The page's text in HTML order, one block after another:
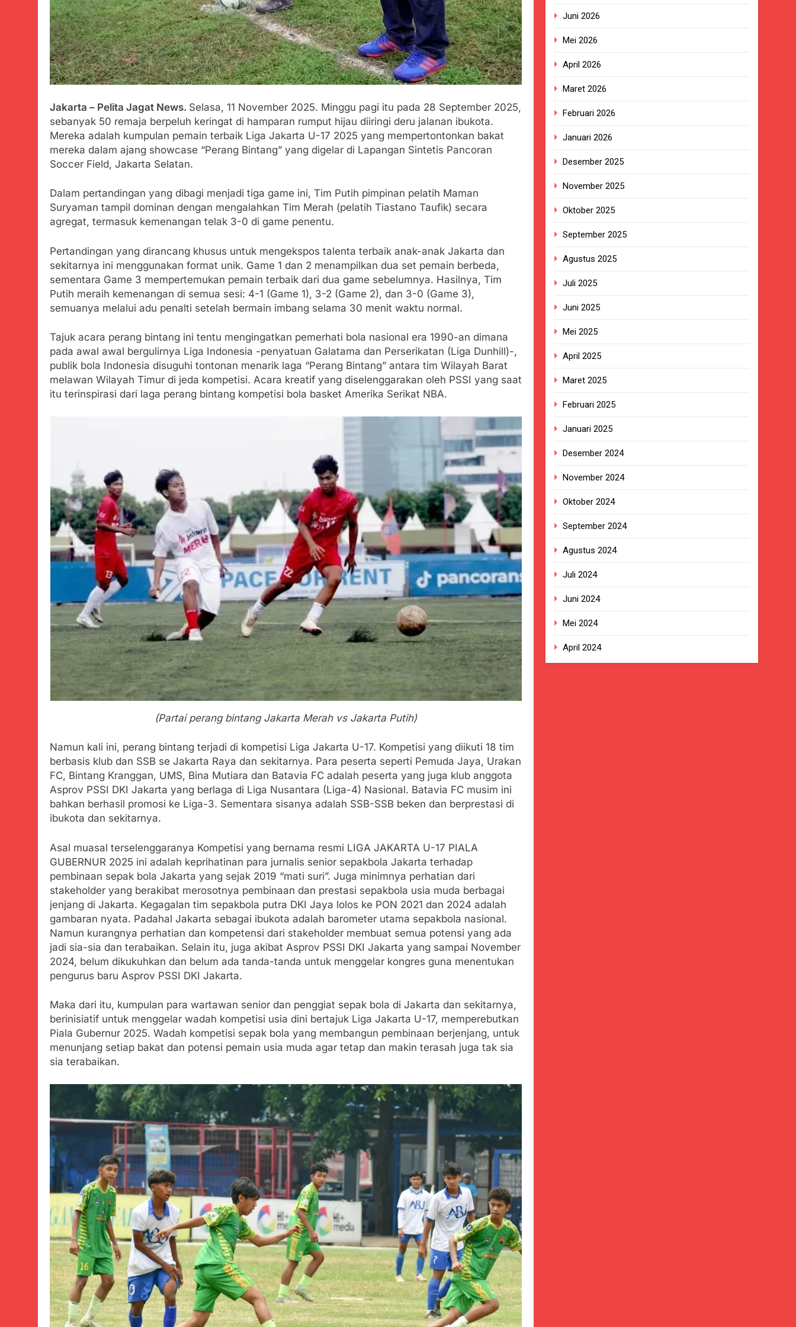
Tunjukan Perhatiannya, Satgas Yonif 310/KK Berikan Bantuan Duka Cita
Juli 20, 2024
Polda Jabar Beberkan Perkembangan Terbaru Kasus Dago Elos
Juli 20, 2024
Kejaksaan Negeri Kab Sukabumi didesak usut Tuntas Dugaan penyelewengan Pengadaan Buku Simi
Juli 19, 2024
Juli 19, 2024
Sambut Tahun Ajaran Baru, Satgas Yonif 310/KK Ajak Pelajar Bersihkan Lingkungan Sekolah
Juli 19, 2024
Selisih APBD Tahun 2023 Kab.Sukabumi Sebesar Rp 31 Miliar
Ketua DPD JWI Sukabumi Raya Ingatkan Pentingnya Verifikasi Isu Dugaan terhadap Kepala KUA Pabuaran
Agustus 8, 2026
Aksi Humanis Polri: Kapolsek Kebonpedes Bantu Lansia dengan Kursi Roda, Warga Haru dan Bersyukur
Agustus 7, 2026
Data Ganda Capai 6 Juta, BGN Benahi Basis Penerima Program Makan Bergizi Gratis
Agustus 6, 2026
Zulhas Pastikan SPPG di Wilayah 3T Tuntas Pekan Ini, Integrasi Data MBG Hampir Rampung
Agustus 6, 2026
Bobby Maulana Pastikan Kawasan Kuliner Ahmad Yani Tetap Bersih, Pemkot Sukabumi Perkuat Penataan Pedagang
dan Pengelolaan Sampah
Ribuan Warga Padati Peringatan Hari ASI Sedunia di Cibadak, PDIP Tegaskan ASI adalah Investasi Peradaban dan
Upaya Cegah Stunting
Agustus 6, 2026
Wujud Kepedulian Polri, Kapolresta Sumenep Koordinasikan dan Berangkatkan Empat Korban Kebakaran KMP Mutiara
Sentosa 2 ke Posko Pusat Tg. Perak Surabaya
SMA Negeri Nyalindung Sukabumi Diduga Lakukan Pungutan melalui Komite Sekolah, Disorot karena Dinilai
Bertentangan dengan Edaran Disdik Jabar
Ketua Umum FSP Maritim Indonesia Bantah Isu Mogok Nasional TKBM: “Belum Ada Keputusan Resmi”
Menjelajahi Potensi Alam dan Kehangatan Gotong Royong di Desa Sukakersa
Agustus 3, 2026
Jakarta – Pelita Jagat News. Selasa, 11 November 2025. Minggu pagi itu pada 28 September 2025,
sebanyak 50 remaja berpeluh keringat di hamparan rumput hijau diiringi deru jalanan ibukota.
Mereka adalah kumpulan pemain terbaik Liga Jakarta U-17 2025 yang mempertontonkan bakat
mereka dalam ajang showcase “Perang Bintang” yang digelar di Lapangan Sintetis Pancoran
Soccer Field, Jakarta Selatan.
Dalam pertandingan yang dibagi menjadi tiga game ini, Tim Putih pimpinan pelatih Maman
Suryaman tampil dominan dengan mengalahkan Tim Merah (pelatih Tiastano Taufik) secara
agregat, termasuk kemenangan telak 3-0 di game penentu.
Pertandingan yang dirancang khusus untuk mengekspos talenta terbaik anak-anak Jakarta dan
sekitarnya ini menggunakan format unik. Game 1 dan 2 menampilkan dua set pemain berbeda,
sementara Game 3 mempertemukan pemain terbaik dari dua game sebelumnya. Hasilnya, Tim
Putih meraih kemenangan di semua sesi: 4-1 (Game 1), 3-2 (Game 2), dan 3-0 (Game 3),
semuanya melalui adu penalti setelah bermain imbang selama 30 menit waktu normal.
Tajuk acara perang bintang ini tentu mengingatkan pemerhati bola nasional era 1990-an dimana
pada awal awal bergulirnya Liga Indonesia -penyatuan Galatama dan Perserikatan (Liga Dunhill)-,
publik bola Indonesia disuguhi tontonan menarik laga “Perang Bintang” antara tim Wilayah Barat
melawan Wilayah Timur di jeda kompetisi. Acara kreatif yang diselenggarakan oleh PSSI yang saat
itu terinspirasi dari laga perang bintang kompetisi bola basket Amerika Serikat NBA.
(Partai perang bintang Jakarta Merah vs Jakarta Putih)
Namun kali ini, perang bintang terjadi di kompetisi Liga Jakarta U-17. Kompetisi yang diikuti 18 tim
berbasis klub dan SSB se Jakarta Raya dan sekitarnya. Para peserta seperti Pemuda Jaya, Urakan
FC, Bintang Kranggan, UMS, Bina Mutiara dan Batavia FC adalah peserta yang juga klub anggota
Asprov PSSI DKI Jakarta yang berlaga di Liga Nusantara (Liga-4) Nasional. Batavia FC musim ini
bahkan berhasil promosi ke Liga-3. Sementara sisanya adalah SSB-SSB beken dan berprestasi di
ibukota dan sekitarnya.
Asal muasal terselenggaranya Kompetisi yang bernama resmi LIGA JAKARTA U-17 PIALA
GUBERNUR 2025 ini adalah keprihatinan para jurnalis senior sepakbola Jakarta terhadap
pembinaan sepak bola Jakarta yang sejak 2019 “mati suri”. Juga minimnya perhatian dari
stakeholder yang berakibat merosotnya pembinaan dan prestasi sepakbola usia muda berbagai
jenjang di Jakarta. Kegagalan tim sepakbola putra DKI Jaya lolos ke PON 2021 dan 2024 adalah
gambaran nyata. Padahal Jakarta sebagai ibukota adalah barometer utama sepakbola nasional.
Namun kurangnya perhatian dan kompetensi dari stakeholder membuat semua potensi yang ada
jadi sia-sia dan terabaikan. Selain itu, juga akibat Asprov PSSI DKI Jakarta yang sampai November
2024, belum dikukuhkan dan belum ada tanda-tanda untuk menggelar kongres guna menentukan
pengurus baru Asprov PSSI DKI Jakarta.
Maka dari itu, kumpulan para wartawan senior dan penggiat sepak bola di Jakarta dan sekitarnya,
berinisiatif untuk menggelar wadah kompetisi usia dini bertajuk Liga Jakarta U-17, memperebutkan
Piala Gubernur 2025. Wadah kompetisi sepak bola yang membangun pembinaan berjenjang, untuk
menunjang setiap bakat dan potensi pemain usia muda agar tetap dan makin terasah juga tak sia
sia terabaikan.
Juni 2026
Mei 2026
April 2026
Maret 2026
Februari 2026
Januari 2026
Desember 2025
November 2025
Oktober 2025
September 2025
Agustus 2025
Juli 2025
Juni 2025
Mei 2025
April 2025
Maret 2025
Februari 2025
Januari 2025
Desember 2024
November 2024
Oktober 2024
September 2024
Agustus 2024
Juli 2024
Juni 2024
Mei 2024
April 2024